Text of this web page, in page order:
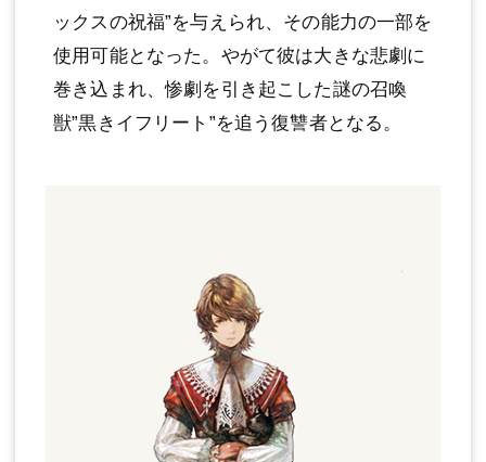
ックスの祝福”を与えられ、その能力の一部を
使用可能となった。やがて彼は大きな悲劇に
巻き込まれ、惨劇を引き起こした謎の召喚
獣”黒きイフリート”を追う復讐者となる。